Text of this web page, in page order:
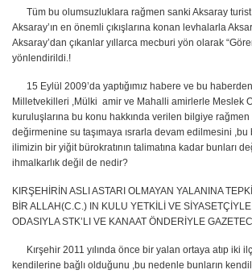
Tüm bu olumsuzluklara rağmen sanki Aksaray turist
Aksaray’ın en önemli çıkışlarına konan levhalarla
Aksaray’dan çıkanlar yıllarca mecburi yön olarak
yönlendirildi.!
15 Eylül 2009’da yaptığımız habere ve bu
Milletvekilleri ,Mülki amir ve Mahalli amirlerle Meslek
kuruluşlarına bu konu hakkında verilen bilgiye
değirmenine su taşımaya ısrarla devam edilmesini ,bu
ilimizin bir yiğit bürokratının talimatına kadar bunları
ihmalkarlık değil de nedir?
KIRŞEHİRİN ASLI ASTARI OLMAYAN YALANINA
BİR ALLAH(C.C.) IN KULU YETKİLİ VE
ODASIYLA STK’LI VE KANAAT ÖNDERİYLE
Kırşehir 2011 yılında önce bir yalan ortaya atıp iki
kendilerine bağlı olduğunu ,bu nedenle bunların